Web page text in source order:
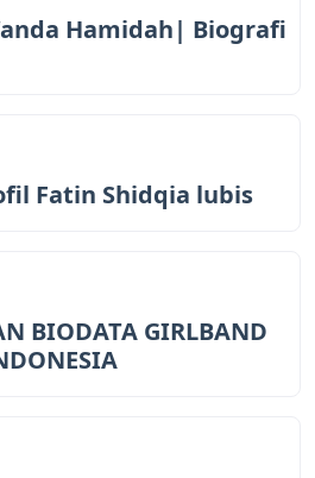
Hamidah| Biografi
Fatin Shidqia lubis
BIODATA GIRLBAND